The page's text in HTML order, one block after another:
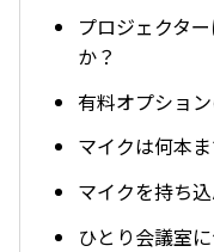
プロジェクタ
か？
有料オプショ
マイクは何本
マイクを持ち
ひとり会議室